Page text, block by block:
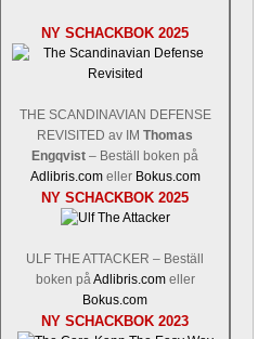
NY SCHACKBOK 2025
THE SCANDINAVIAN DEFENSE
REVISITED av IM Thomas
Engqvist – Beställ boken på
Adlibris.comeller Bokus.com
NY SCHACKBOK 2025
ULF THE ATTACKER – Beställ
boken påAdlibris.comeller
Bokus.com
NY SCHACKBOK 2023